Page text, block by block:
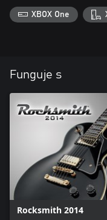
XBOX One
Funguje s
Rocksmith 2014